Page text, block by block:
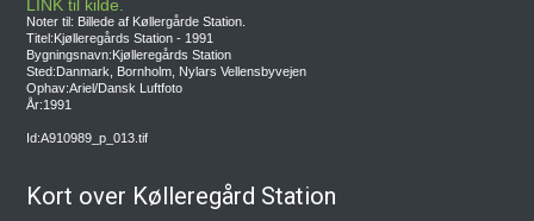
LINK til kilde.
Noter til: Billede af Køllergårde Station.
Titel:Kjølleregårds Station - 1991
Bygningsnavn:Kjølleregårds Station
Sted:Danmark, Bornholm, Nylars Vellensbyvejen
Ophav:Ariel/Dansk Luftfoto
År:1991
Id:A910989_p_013.tif
Kort over Kølleregård Station